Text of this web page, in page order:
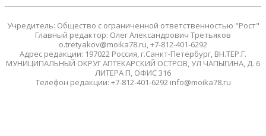
Учредитель: Общество с ограниченной ответственностью "Рост"
Главный редактор: Олег Александрович Третьяков
o.tretyakov@moika78.ru, +7-812-401-6292
Адрес редакции: 197022 Россия, г.Санкт-Петербург, ВН.ТЕР.Г.
МУНИЦИПАЛЬНЫЙ ОКРУГ АПТЕКАРСКИЙ ОСТРОВ, УЛ ЧАПЫГИНА, Д. 6
ЛИТЕРА П, ОФИС 316
Телефон редакции: +7-812-401-6292 info@moika78.ru